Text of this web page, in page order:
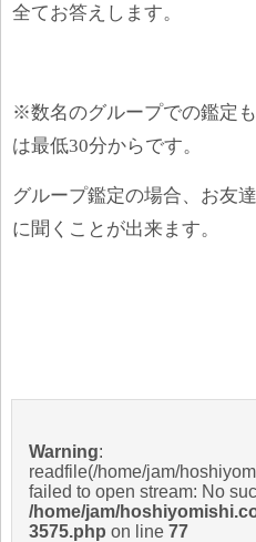
全てお答えします。
※数名のグループでの鑑定
は最低30分からです。
グループ鑑定の場合、お友
に聞くことが出来ます。
Warning:
readfile(/home/jam/
failed to open stream: No
/home/jam/
3575.php on line 77